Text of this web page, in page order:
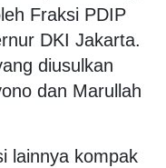
Fraksi PDIP
DKI Jakarta.
diusulkan
dan Marullah
lainnya kompak